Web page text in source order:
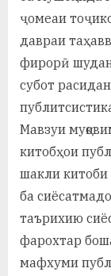
ҷомеаи
давраи
фирорӣ
субот
Мавзуи
китобҳои
шакли китоби
ба
таърихию
фарохтар
мафхуми